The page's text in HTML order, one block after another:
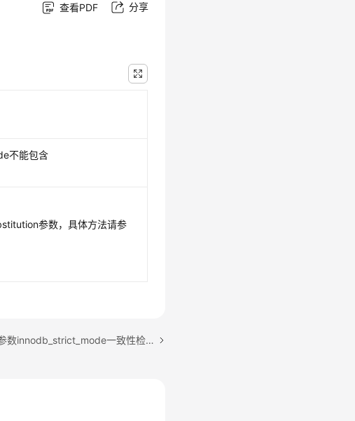
查看PDF 分享
不能包含
参数，具体方法请参
下一篇：数据库参数innodb_strict_mode一致性检查